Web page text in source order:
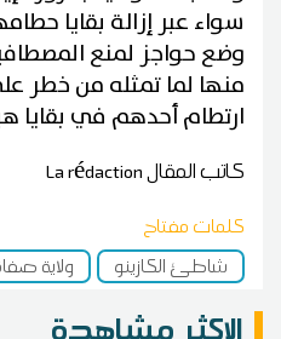
سواء عبر إزالة بقايا
وضع حواجز لمنع
منها لما تمثله من
ارتطام أحدهم في بقايا
كاتب المقالLa rédaction
كلمات مفتاح
شاطئ الكازينو
ولاية